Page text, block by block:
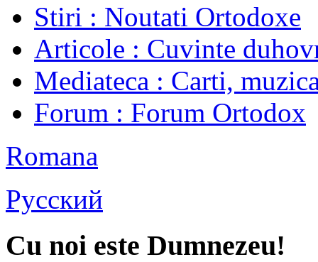
Stiri : Noutati Ortodoxe
Articole : Cuvinte
Mediateca : Carti,
Forum : Forum Ortodox
Romana
Русский
Cu noi este Dumnezeu!